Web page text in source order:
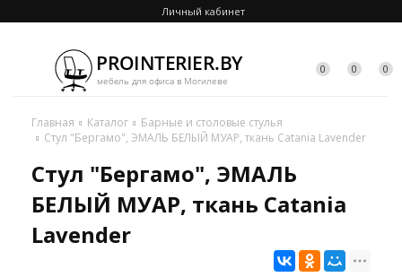
Личный кабинет
0 0 0
Главная Каталог
Барные и столовые стулья
Стул "Бергамо", ЭМАЛЬ БЕЛЫЙ МУАР, ткань Catania Lavender
Стул "Бергамо", ЭМАЛЬ
БЕЛЫЙ МУАР, ткань Catania
Lavender